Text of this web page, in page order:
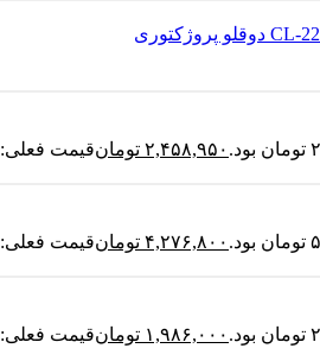
۲,۴۵۸,۹۵۰ تومانقیمت فعلی: ۲,۴۵۸,۹۵۰ تومان.
۴,۲۷۶,۸۰۰ تومانقیمت فعلی: ۴,۲۷۶,۸۰۰ تومان.
۱,۹۸۶,۰۰۰ تومانقیمت فعلی: ۱,۹۸۶,۰۰۰ تومان.